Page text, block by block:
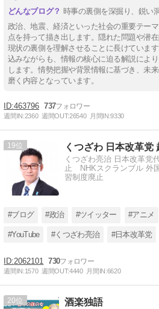
時事の裏側を深掘り、鋭い
政治、地震、経済といった社会の重要テー
点を持って描き出します。隠れた問題や潜
現状の裏側を理解させることに長けていま
込みながらも、情報の核心に迫る解説によ
します。情勢把握や背景情報に基づき、未
磨く内容となっています。
463796 737
週間IN:2360 週間OUT:26540 月間IN:9330
19 くつざわ 日本改革党
くつざわ亮治 日本改革党
止 NHKスクランブル 外
習制度廃止
#ブログ #政治 #ツイッター #アニメ
#YouTube #くつざわ亮治 #日本改革党
2062101 730
週間IN:1570 週間OUT:4440 月間IN:6620
20 酒楽独語